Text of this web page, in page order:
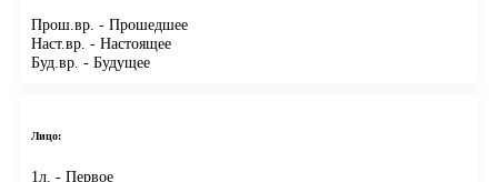
Прош.вр. - Прошедшее
Наст.вр. - Настоящее
Буд.вр. - Будущее
Лицо:
1л. - Первое